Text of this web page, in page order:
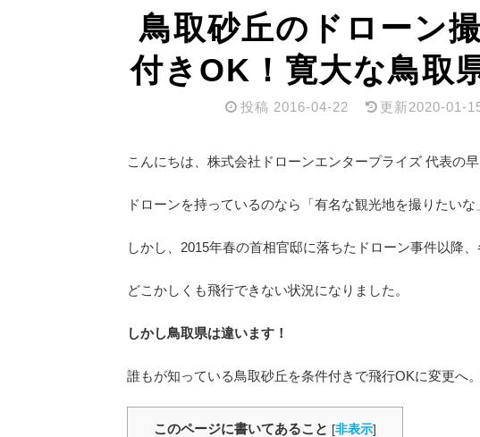
鳥取砂丘のドローン
付きOK！寛大な鳥取
投稿 2016-04-22 更新2020-01-
こんにちは、株式会社ドローンエンタープライズ 代表の
ドローンを持っているのなら「有名な観光地を撮りたいな
しかし、2015年春の首相官邸に落ちたドローン事件以降
どこかしくも飛行できない状況になりました。
しかし鳥取県は違います！
誰もが知っている鳥取砂丘を条件付きで飛行OKに変更へ
このページに書いてあること [非表示]